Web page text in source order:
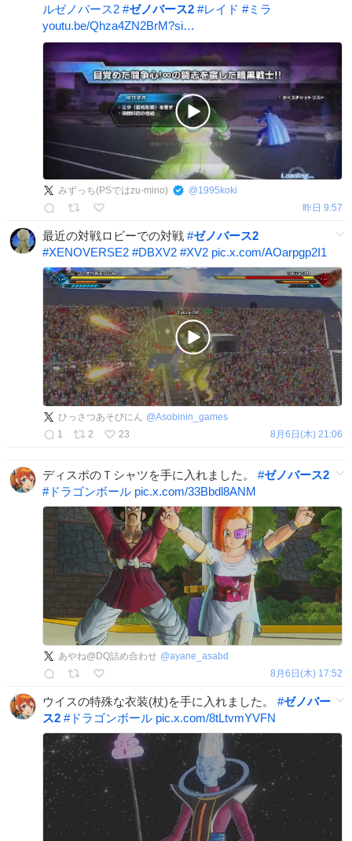
ルゼノバース2 #ゼノバース2 #レイド #ミラ
youtu.be/Qhza4ZN2BrM?si…
みずっち(PSではzu-mino) @1995koki
昨日 9:57
最近の対戦ロビーでの対戦 #ゼノバース2
#XENOVERSE2 #DBXV2 #XV2 pic.x.com/AOarpgp2I1
ひっさつあそびにん @Asobinin_games
1
2 23 8月6日(木) 21:06
ディスポのＴシャツを手に入れました。 #ゼノバース2
#ドラゴンボール pic.x.com/33Bbdl8ANM
あやね@DQ詰め合わせ @ayane_asabd
8月6日(木) 17:52
ウイスの特殊な衣装(杖)を手に入れました。 #ゼノバー
ス2 #ドラゴンボール pic.x.com/8tLtvmYVFN